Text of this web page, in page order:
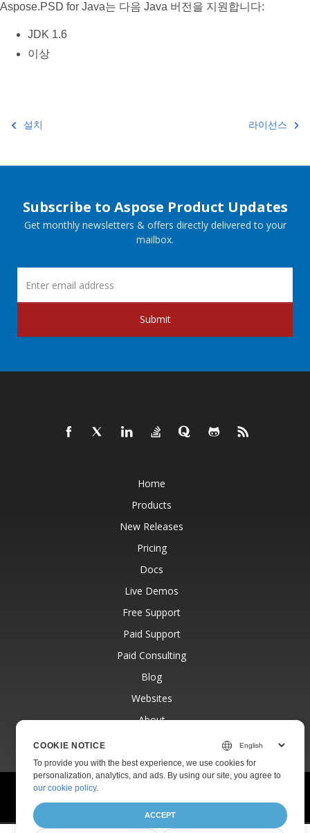
Aspose.PSD for Java는 다음 Java 버전을 지원합니다:
JDK 1.6
이상
설치 라이선스
Subscribe to Aspose Product Updates
Get monthly newsletters & offers directly delivered to your
mailbox.
Submit
Home
Products
New Releases
Pricing
Docs
Live Demos
Free Support
Paid Support
Paid Consulting
Blog
Websites
About
© Aspose Pty Ltd 2001-2026.
Privacy Policy Terms of use Contact
COOKIE NOTICE
To provide you with the best experience, we use cookies for
personalization, analytics, and ads. By using our site, you agree to
our cookie policy.
ACCEPT